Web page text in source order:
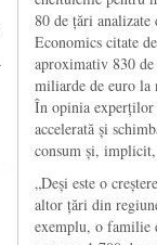
80 de țări
Economics citate
aproximativ 830 de
miliarde de euro la
În opinia experților
accelerată și
consum și,
„Deși este o
altor țări din
exemplu, o familie